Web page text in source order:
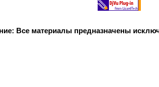
Все материалы предназначены